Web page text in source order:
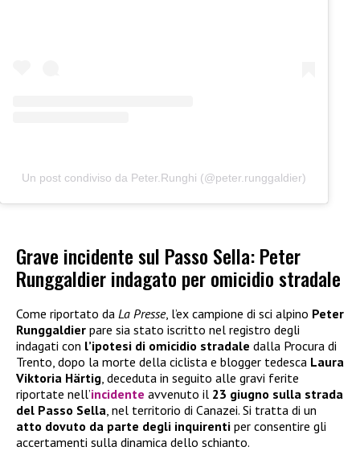
Un post condiviso da Peter.Runghi (@peter.runggaldier)
Grave incidente sul Passo Sella: Peter
Runggaldier indagato per omicidio stradale
Come riportato da La Presse, l’ex campione di sci alpino Peter
Runggaldier pare sia stato iscritto nel registro degli
indagati con l’ipotesi di omicidio stradale dalla Procura di
Trento, dopo la morte della ciclista e blogger tedesca Laura
Viktoria Härtig , deceduta in seguito alle gravi ferite
riportate nell’incidente avvenuto il 23 giugno sulla strada
del Passo Sella , nel territorio di Canazei. Si tratta di un
atto dovuto da parte degli inquirenti per consentire gli
accertamenti sulla dinamica dello schianto.